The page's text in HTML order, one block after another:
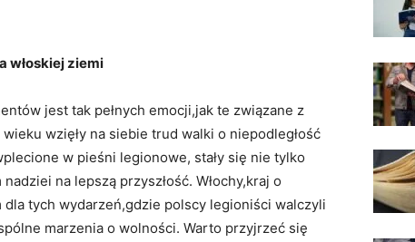
włoskiej ziemi
jest tak pełnych emocji,jak te związane z
wzięły na siebie trud walki o niepodległość
w pieśni legionowe, stały się nie tylko
na lepszą przyszłość. Włochy,kraj o
tych wydarzeń,gdzie polscy legioniści walczyli
marzenia o wolności. Warto przyjrzeć się